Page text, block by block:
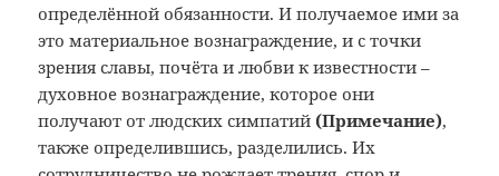
определённой обязанности. И получаемое ими за
это материальное вознаграждение, и с точки
зрения славы, почёта и любви к известности –
духовное вознаграждение, которое они
получают от людских симпатий (Примечание),
также определившись, разделились. Их